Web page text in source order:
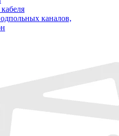
каналов,